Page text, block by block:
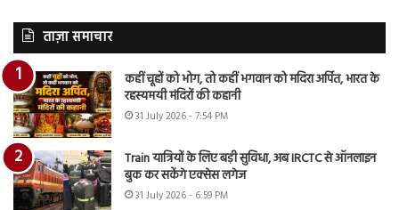
ताज़ा समाचार
कहीं चूहों को भोग, तो कहीं भगवान को मदिरा अर्पित, भारत के
रहस्यमयी मंदिरों की कहानी
31 July 2026 - 7:54 PM
Train यात्रियों के लिए बड़ी सुविधा, अब IRCTC से ऑनलाइन
बुक कर सकेंगे एक्सेस लगेज
31 July 2026 - 6:59 PM